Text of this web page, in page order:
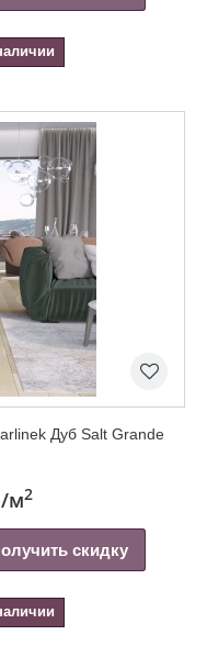
Дуб Salt Grande
/м2
скидку